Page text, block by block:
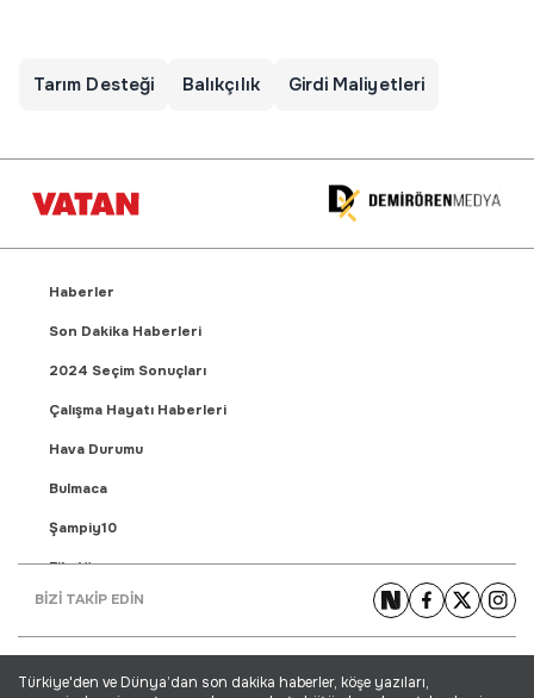
Tarım Desteği Balıkçılık Girdi Maliyetleri
Haberler
Son Dakika Haberleri
2024 Seçim Sonuçları
Çalışma Hayatı Haberleri
Hava Durumu
Bulmaca
Şampiy10
Fikstür
Puan Durumu
Yaşam Haberleri
BİZİ TAKİP EDİN
Türkiye'den ve Dünya’dan son dakika haberler, köşe yazıları,